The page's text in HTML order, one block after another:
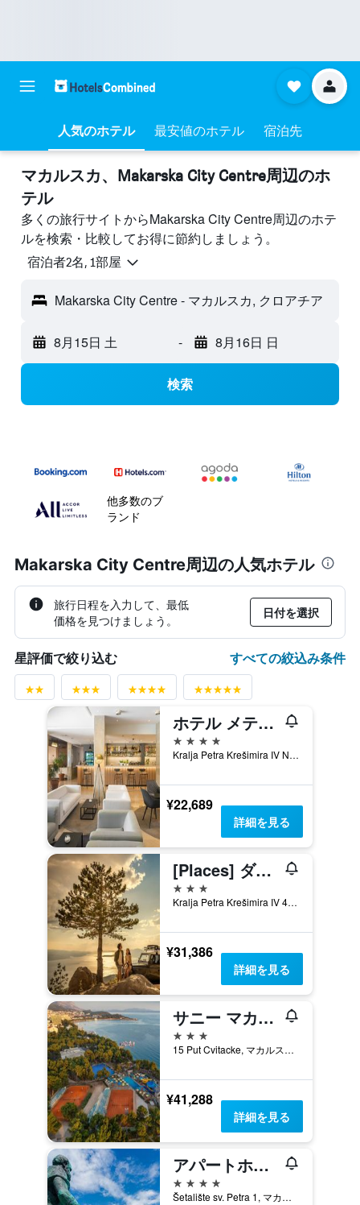
人気のホテル 最安値のホテル 宿泊先
マカルスカ​、Makarska City Centre周辺のホ
テル
多くの旅行サイトからMakarska City Centre周辺のホテ
ルを検索・比較してお得に節約しましょう。
宿泊者2名, 1​部屋
Makarska City Centre - マカルスカ, クロアチア
8月15日 土 - 8月16日 日
検索
他多数のブ
ランド
Makarska City Centre周辺の人気ホテル
旅行日程を入力して、最低
価格を見つけましょう。
日付を選択
星評価で絞り込む すべての絞込み条件
ホテル メテオール
4つ星
Kralja Petra Krešimira IV No.19, マカルスカ, クロアチア
¥22,689
詳細を見る
[Places] ダルマチア バイ ヴァラマール
3つ星
Kralja Petra Krešimira IV 41, マカルスカ, クロアチア
¥31,386
詳細を見る
サニー マカルスカ バイ ヴァラマール
3つ星
15 Put Cvitacke, マカルスカ, クロアチア
¥41,288
詳細を見る
アパートホテル ミラマーレ
4つ星
Šetalište sv. Petra 1, マカルスカ, クロアチア